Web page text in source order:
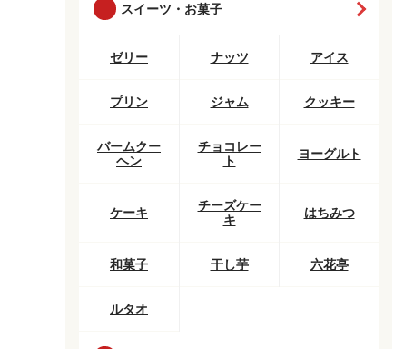
スイーツ・お菓子
ゼリー ナッツ アイス
プリン ジャム クッキー
バームクー
ヘン
チョコレー
ト
ヨーグルト
ケーキ
チーズケー
キ
はちみつ
和菓子 干し芋 六花亭
ルタオ